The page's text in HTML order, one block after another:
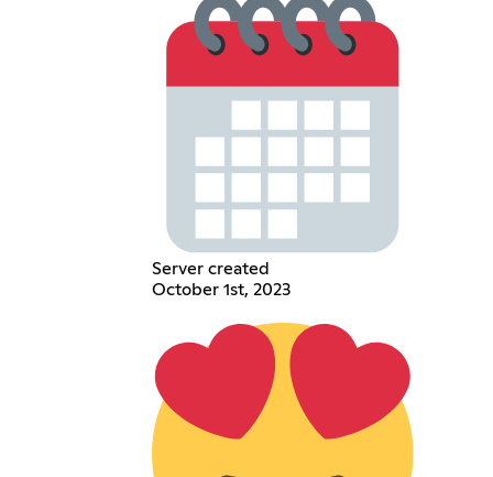
Server created
October 1st, 2023